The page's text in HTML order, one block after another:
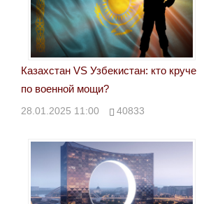
Казахстан VS Узбекистан: кто круче
по военной мощи?
28.01.2025 11:00 40833